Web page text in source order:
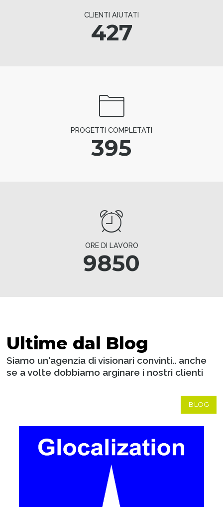
CLIENTI AIUTATI
427
PROGETTI COMPLETATI
395
ORE DI LAVORO
9850
Ultime dal Blog
Siamo un'agenzia di visionari convinti.. anche
se a volte dobbiamo arginare i nostri clienti
BLOG